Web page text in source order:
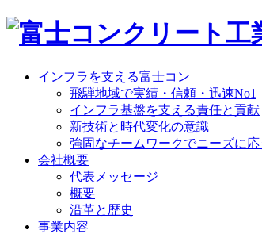
インフラを支える富士コン
飛騨地域で実績・信頼・迅速No1
インフラ基盤を支える責任と貢献
新技術と時代変化の意識
強固なチームワークでニーズに応
会社概要
代表メッセージ
概要
沿革と歴史
事業内容